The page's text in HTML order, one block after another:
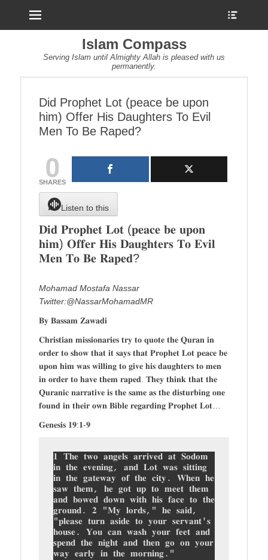
Islam Compass
Serving Islam until Almighty Allah is pleased with us
permanently.
Did Prophet Lot (peace be upon
him) Offer His Daughters To Evil
Men To Be Raped?
0
SHARES
Listen to this
𝐃𝐢𝐝 𝐏𝐫𝐨𝐩𝐡𝐞𝐭 𝐋𝐨𝐭 (𝐩𝐞𝐚𝐜𝐞 𝐛𝐞 𝐮𝐩𝐨𝐧
𝐡𝐢𝐦) 𝐎𝐟𝐟𝐞𝐫 𝐇𝐢𝐬 𝐃𝐚𝐮𝐠𝐡𝐭𝐞𝐫𝐬 𝐓𝐨 𝐄𝐯𝐢𝐥
𝐌𝐞𝐧 𝐓𝐨 𝐁𝐞 𝐑𝐚𝐩𝐞𝐝?
Mohamad Mostafa Nassar
Twitter:@NassarMohamadMR
𝐁𝐲 𝐁𝐚𝐬𝐬𝐚𝐦 𝐙𝐚𝐰𝐚𝐝𝐢
𝐂𝐡𝐫𝐢𝐬𝐭𝐢𝐚𝐧 𝐦𝐢𝐬𝐬𝐢𝐨𝐧𝐚𝐫𝐢𝐞𝐬 𝐭𝐫𝐲 𝐭𝐨 𝐪𝐮𝐨𝐭𝐞 𝐭𝐡𝐞 𝐐𝐮𝐫𝐚𝐧 𝐢𝐧
𝐨𝐫𝐝𝐞𝐫 𝐭𝐨 𝐬𝐡𝐨𝐰 𝐭𝐡𝐚𝐭 𝐢𝐭 𝐬𝐚𝐲𝐬 𝐭𝐡𝐚𝐭 𝐏𝐫𝐨𝐩𝐡𝐞𝐭 𝐋𝐨𝐭 𝐩𝐞𝐚𝐜𝐞 𝐛𝐞
𝐮𝐩𝐨𝐧 𝐡𝐢𝐦 𝐰𝐚𝐬 𝐰𝐢𝐥𝐥𝐢𝐧𝐠 𝐭𝐨 𝐠𝐢𝐯𝐞 𝐡𝐢𝐬 𝐝𝐚𝐮𝐠𝐡𝐭𝐞𝐫𝐬 𝐭𝐨 𝐦𝐞𝐧
𝐢𝐧 𝐨𝐫𝐝𝐞𝐫 𝐭𝐨 𝐡𝐚𝐯𝐞 𝐭𝐡𝐞𝐦 𝐫𝐚𝐩𝐞𝐝. 𝐓𝐡𝐞𝐲 𝐭𝐡𝐢𝐧𝐤 𝐭𝐡𝐚𝐭 𝐭𝐡𝐞
𝐐𝐮𝐫𝐚𝐧𝐢𝐜 𝐧𝐚𝐫𝐫𝐚𝐭𝐢𝐯𝐞 𝐢𝐬 𝐭𝐡𝐞 𝐬𝐚𝐦𝐞 𝐚𝐬 𝐭𝐡𝐞 𝐝𝐢𝐬𝐭𝐮𝐫𝐛𝐢𝐧𝐠 𝐨𝐧𝐞
𝐟𝐨𝐮𝐧𝐝 𝐢𝐧 𝐭𝐡𝐞𝐢𝐫 𝐨𝐰𝐧 𝐁𝐢𝐛𝐥𝐞 𝐫𝐞𝐠𝐚𝐫𝐝𝐢𝐧𝐠 𝐏𝐫𝐨𝐩𝐡𝐞𝐭 𝐋𝐨𝐭…
𝐆𝐞𝐧𝐞𝐬𝐢𝐬 𝟏𝟗:𝟏-𝟗
𝟏 𝐓𝐡𝐞 𝐭𝐰𝐨 𝐚𝐧𝐠𝐞𝐥𝐬 𝐚𝐫𝐫𝐢𝐯𝐞𝐝 𝐚𝐭 𝐒𝐨𝐝𝐨𝐦
𝐢𝐧 𝐭𝐡𝐞 𝐞𝐯𝐞𝐧𝐢𝐧𝐠, 𝐚𝐧𝐝 𝐋𝐨𝐭 𝐰𝐚𝐬 𝐬𝐢𝐭𝐭𝐢𝐧𝐠
𝐢𝐧 𝐭𝐡𝐞 𝐠𝐚𝐭𝐞𝐰𝐚𝐲 𝐨𝐟 𝐭𝐡𝐞 𝐜𝐢𝐭𝐲. 𝐖𝐡𝐞𝐧 𝐡𝐞
𝐬𝐚𝐰 𝐭𝐡𝐞𝐦, 𝐡𝐞 𝐠𝐨𝐭 𝐮𝐩 𝐭𝐨 𝐦𝐞𝐞𝐭 𝐭𝐡𝐞𝐦
𝐚𝐧𝐝 𝐛𝐨𝐰𝐞𝐝 𝐝𝐨𝐰𝐧 𝐰𝐢𝐭𝐡 𝐡𝐢𝐬 𝐟𝐚𝐜𝐞 𝐭𝐨 𝐭𝐡𝐞
𝐠𝐫𝐨𝐮𝐧𝐝. 𝟐 "𝐌𝐲 𝐥𝐨𝐫𝐝𝐬," 𝐡𝐞 𝐬𝐚𝐢𝐝,
"𝐩𝐥𝐞𝐚𝐬𝐞 𝐭𝐮𝐫𝐧 𝐚𝐬𝐢𝐝𝐞 𝐭𝐨 𝐲𝐨𝐮𝐫 𝐬𝐞𝐫𝐯𝐚𝐧𝐭'𝐬
𝐡𝐨𝐮𝐬𝐞. 𝐘𝐨𝐮 𝐜𝐚𝐧 𝐰𝐚𝐬𝐡 𝐲𝐨𝐮𝐫 𝐟𝐞𝐞𝐭 𝐚𝐧𝐝
𝐬𝐩𝐞𝐧𝐝 𝐭𝐡𝐞 𝐧𝐢𝐠𝐡𝐭 𝐚𝐧𝐝 𝐭𝐡𝐞𝐧 𝐠𝐨 𝐨𝐧 𝐲𝐨𝐮𝐫
𝐰𝐚𝐲 𝐞𝐚𝐫𝐥𝐲 𝐢𝐧 𝐭𝐡𝐞 𝐦𝐨𝐫𝐧𝐢𝐧𝐠."